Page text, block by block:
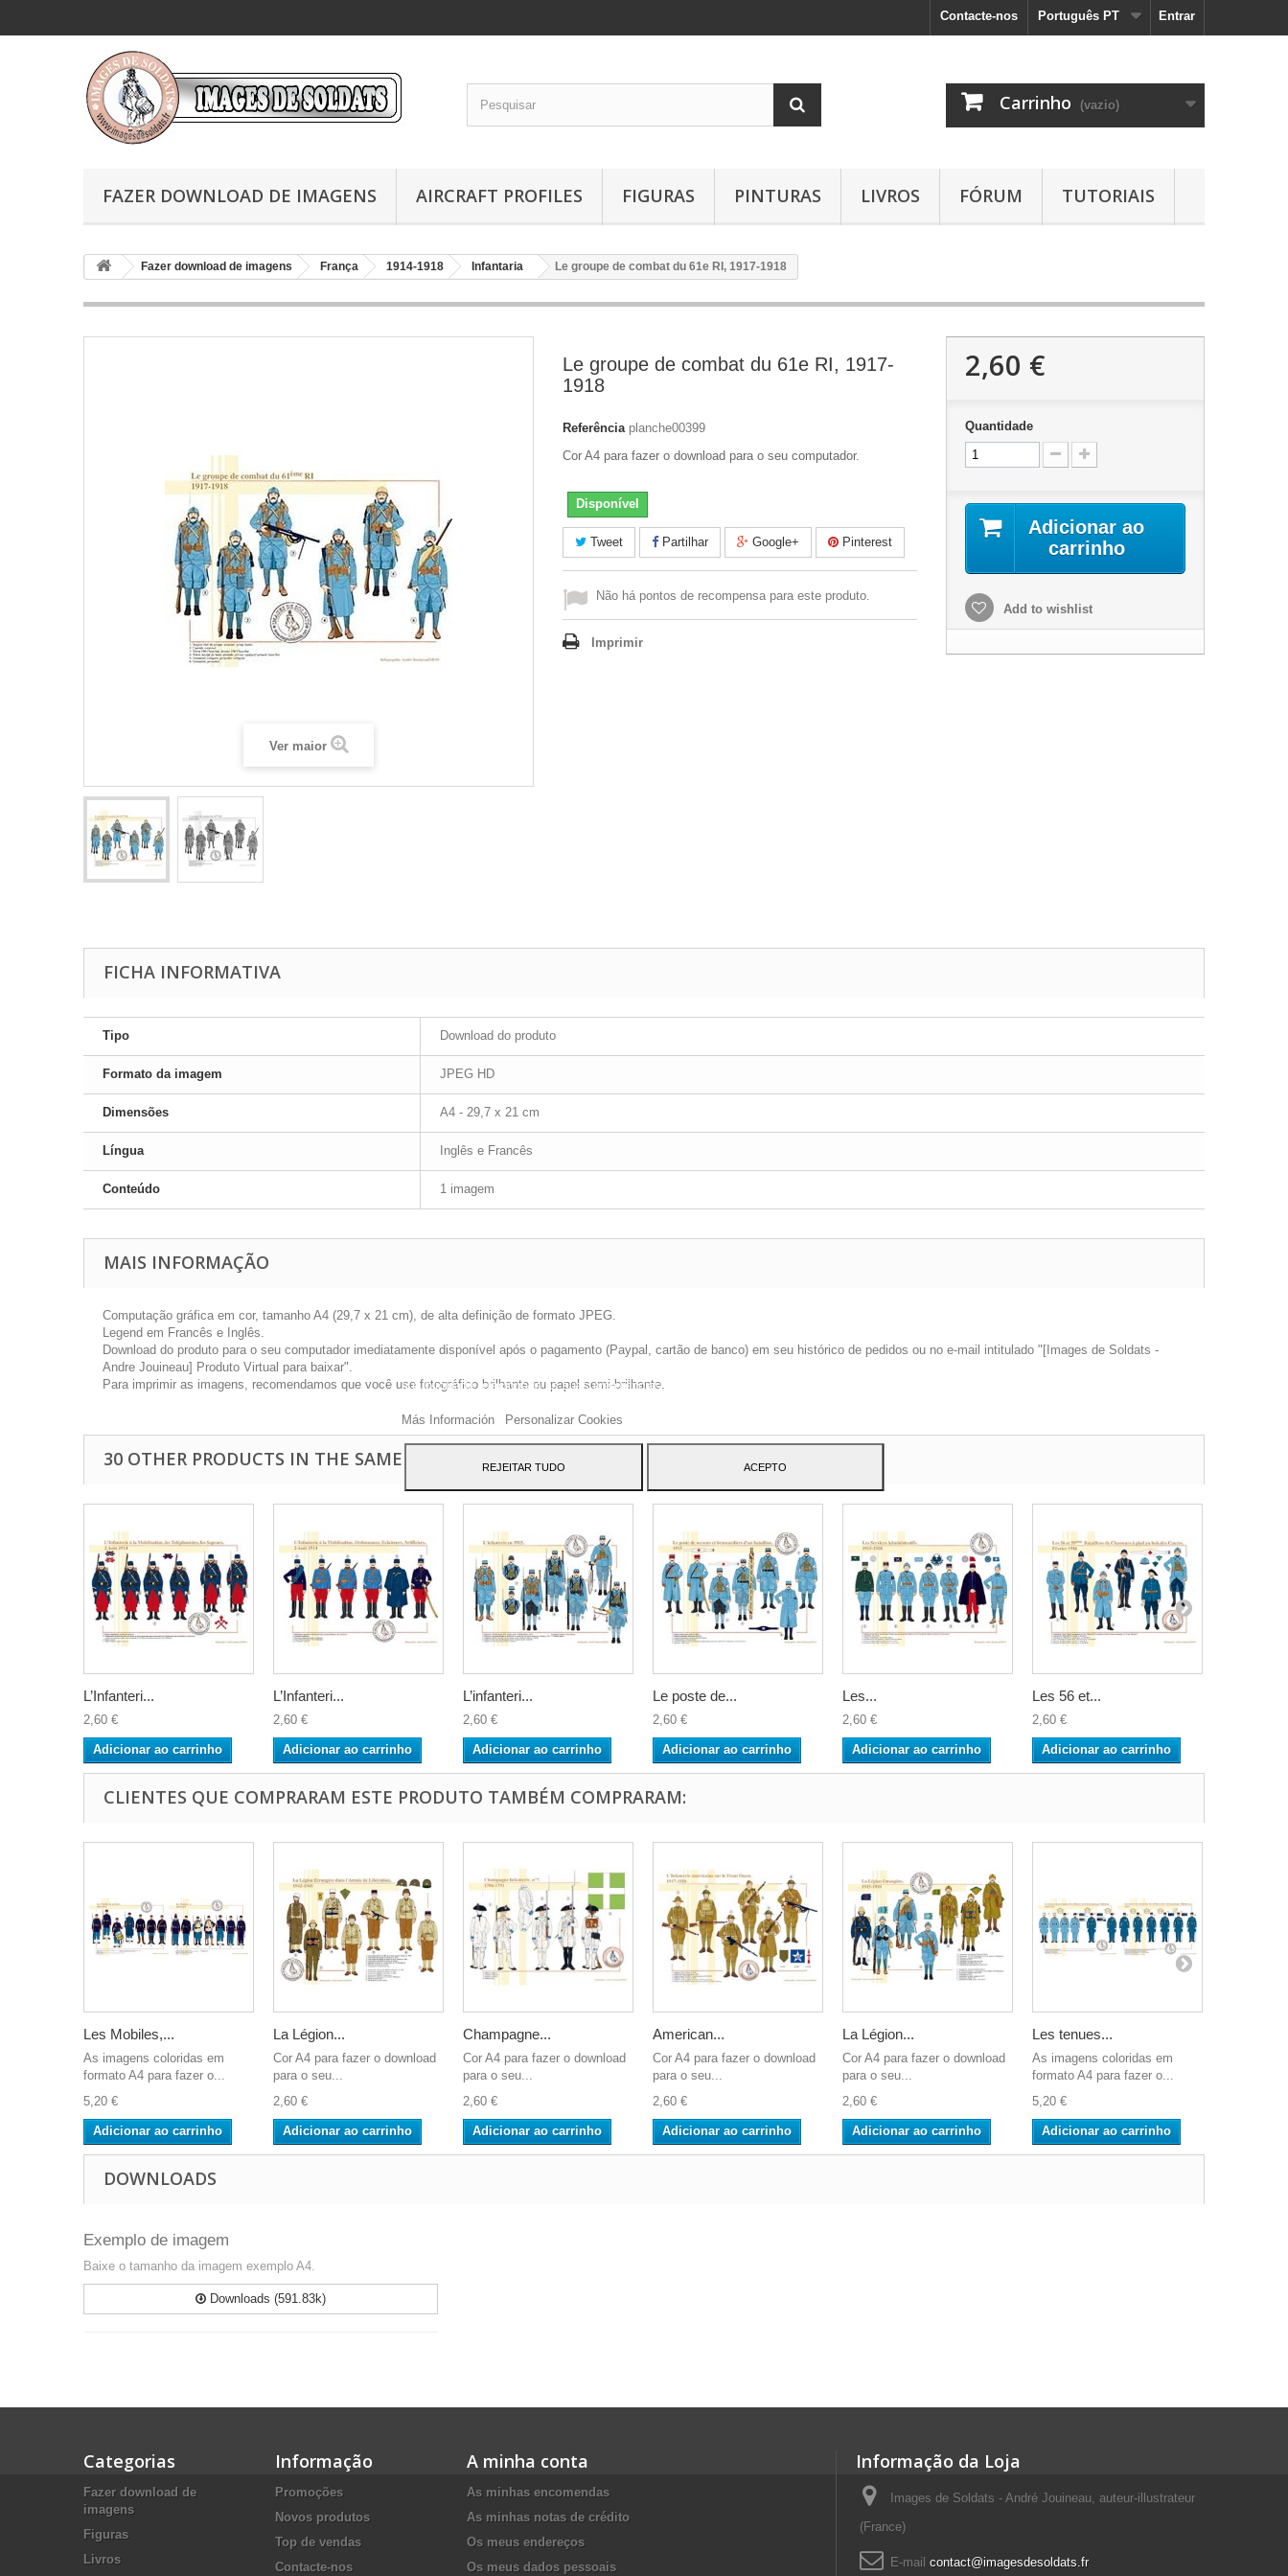
Entrar
Português PT
Contacte-nos
Carrinho (vazio)
FAZER DOWNLOAD DE IMAGENS AIRCRAFT PROFILES FIGURAS PINTURAS LIVROS FÓRUM TUTORIAIS
Fazer download de imagens França 1914-1918 Infantaria Le groupe de combat du 61e RI, 1917-1918
Ver maior
Le groupe de combat du 61e RI, 1917-
1918
Referência planche00399
Cor A4 para fazer o download para o seu computador.
Disponível
Tweet Partilhar Google+ Pinterest
Não há pontos de recompensa para este produto.
Imprimir
2,60 €
Quantidade
Adicionar ao
carrinho
Add to wishlist
FICHA INFORMATIVA
Tipo Download do produto
Formato da imagem JPEG HD
Dimensões A4 - 29,7 x 21 cm
Língua Inglês e Francês
Conteúdo 1 imagem
MAIS INFORMAÇÃO
Computação gráfica em cor, tamanho A4 (29,7 x 21 cm), de alta definição de formato JPEG.
Legend em Francês e Inglês.
Download do produto para o seu computador imediatamente disponível após o pagamento (Paypal, cartão de banco) em seu histórico de pedidos ou no e-mail intitulado "[Images de Soldats -
Andre Jouineau] Produto Virtual para baixar".
Para imprimir as imagens, recomendamos que você use fotográfico brilhante ou papel semi-brilhante.
30 OTHER PRODUCTS IN THE SAME CATEGORY:
L’Infanteri...
2,60 €
Adicionar ao carrinho
L’Infanteri...
2,60 €
Adicionar ao carrinho
L’infanteri...
2,60 €
Adicionar ao carrinho
Le poste de...
2,60 €
Adicionar ao carrinho
Les...
2,60 €
Adicionar ao carrinho
Les 56 et...
2,60 €
Adicionar ao carrinho
CLIENTES QUE COMPRARAM ESTE PRODUTO TAMBÉM COMPRARAM:
Les Mobiles,...
As imagens coloridas em
formato A4 para fazer o...
5,20 €
Adicionar ao carrinho
La Légion...
Cor A4 para fazer o download
para o seu...
2,60 €
Adicionar ao carrinho
Champagne...
Cor A4 para fazer o download
para o seu...
2,60 €
Adicionar ao carrinho
American...
Cor A4 para fazer o download
para o seu...
2,60 €
Adicionar ao carrinho
La Légion...
Cor A4 para fazer o download
para o seu...
2,60 €
Adicionar ao carrinho
Les tenues...
As imagens coloridas em
formato A4 para fazer o...
5,20 €
Adicionar ao carrinho
DOWNLOADS
Exemplo de imagem
Baixe o tamanho da imagem exemplo A4.
Downloads (591.83k)
Categorias
Fazer download de
imagens
Figuras
Livros
Informação
Promoções
Novos produtos
Top de vendas
Contacte-nos
A minha conta
As minhas encomendas
As minhas notas de crédito
Os meus endereços
Os meus dados pessoais
Informação da Loja
Images de Soldats - André Jouineau, auteur-illustrateur
(France)
E-mail contact@imagesdesoldats.fr
a publicidade relacionada às suas preferências, analisando seus hábitos navegação.
Más Información
Personalizar Cookies
REJEITAR TUDO ACEPTO